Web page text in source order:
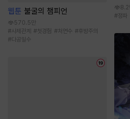
웹툰 불굴의 챔피언
570.5만
#사제관계 #첫경험 #처연수 #후방주의
#다공일수
8.2
#정파